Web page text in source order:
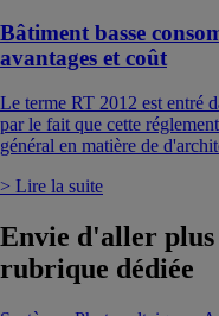
Bâtiment basse
avantages et coût
Le terme RT 2012 est entré
par le fait que cette
général en matière de
> Lire la suite
Envie d'aller
rubrique dédiée